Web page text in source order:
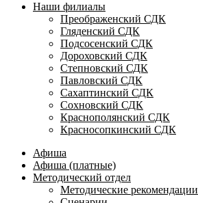
Наши филиалы
Преображенский СДК
Гляденский СДК
Подсосенский СДК
Дороховский СДК
Степновский СДК
Павловский СДК
Сахаптинский СДК
Сохновский СДК
Краснополянский СДК
Красносопкинский СДК
Афиша
Афиша (платные)
Методический отдел
Методические рекомендации